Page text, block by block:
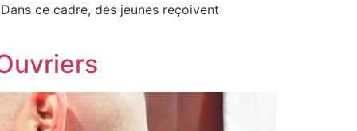
ce cadre, des jeunes reçoivent